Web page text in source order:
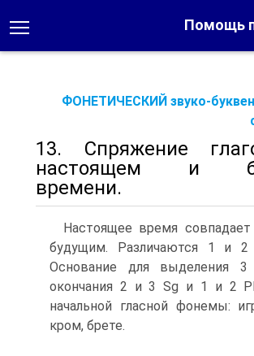
Помощь
ФОНЕТИЧЕСКИЙ звуко-
13. Спряжение
настоящем и
времени.
Настоящее время
будущим. Различаются 1 и 2
Основание для выделения 3
окончания 2 и 3 Sg и 1 и 2
начальной гласной фонемы:
кром, брете.